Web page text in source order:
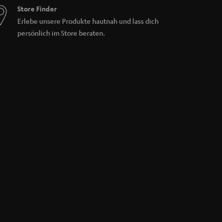
Zubehör wird auf der Produktseite
Store Finder
Erlebe unsere Produkte hautnah und lass dich
persönlich im Store beraten.